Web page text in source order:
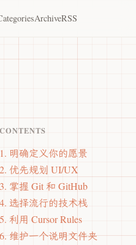
ArchiveRSS
CONTENTS
1. 明确定义你的愿景
2. 优先规划 UI/UX
3. 掌握 Git 和 GitHub
4. 选择流行的技术栈
5. 利用 Cursor Rules
6. 维护一个说明文件夹